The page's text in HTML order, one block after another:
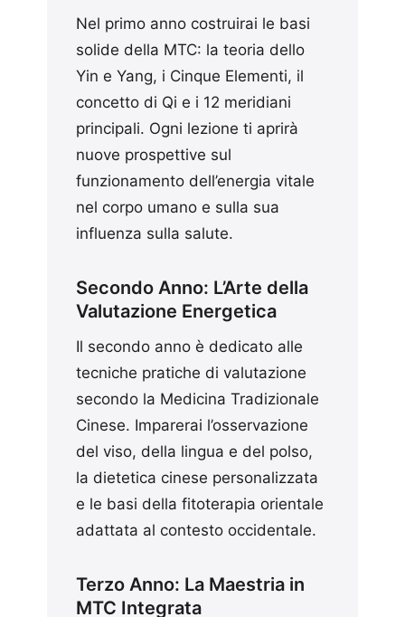
Nel primo anno costruirai le basi
solide della MTC: la teoria dello
Yin e Yang, i Cinque Elementi, il
concetto di Qi e i 12 meridiani
principali. Ogni lezione ti aprirà
nuove prospettive sul
funzionamento dell’energia vitale
nel corpo umano e sulla sua
influenza sulla salute.
Secondo Anno: L’Arte della
Valutazione Energetica
Il secondo anno è dedicato alle
tecniche pratiche di valutazione
secondo la Medicina Tradizionale
Cinese. Imparerai l’osservazione
del viso, della lingua e del polso,
la dietetica cinese personalizzata
e le basi della fitoterapia orientale
adattata al contesto occidentale.
Terzo Anno: La Maestria in
MTC Integrata